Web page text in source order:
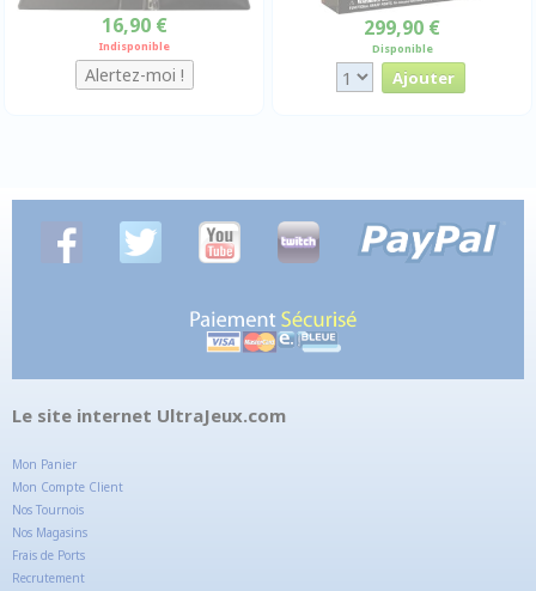
16,90 €
Indisponible
299,90 €
Disponible
Le site internet UltraJeux.com
Mon Panier
Mon Compte Client
Nos Tournois
Nos Magasins
Frais de Ports
Recrutement